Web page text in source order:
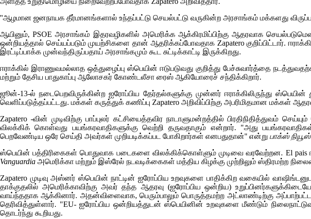
''ஆழமான ஜனநாயக தீர்மானங்களால் உந்தப்பட்டு செயல்பட்டு வருகின்ற அரசாங்கம் மக்களது
ஆயினும்,PSOE அரசாங்கம் இதரவழிகளில் அமெரிக்க ஆக்கிரமிப்பிற்கு ஆதரவாக
ஒன்றியத்தால் செய்யப்படும் முயற்சிகளை தான் ஆதரிக்கப்போவதாக Zapateroகுறிப்பிட்டார்.
இரட்டிப்பாக்க முன்வந்திருப்பதாய் அரசாங்கமும் கூட சுட்டிக்காட்டி இருக்கிறது.
ஈராக்கில் இராணுவமல்லாத ஒத்துழைப்பு ஸ்பெயின் ஈடுபடுவது குறித்து பேச்சுவார்த்தை
மற்றும் தேசிய பாதுகாப்பு ஆலோசகர் கோண்டலீசா ரைஸ் ஆகியோரைச் சந்திக்கிறார்.
ஜூன்-13-ல் நடைபெறவிருக்கின்ற ஐரோப்பிய தேர்தல்களுக்கு முன்னர் ஈராக்கிலிருந்து
வெளிப்படுத்தப்பட்டது. மக்கள் கருத்துக் கணிப்பு Zapatero அறிவிப்பிற்கு அபரிமிதமான மக்கள்
Zapatero -வின் முடிவிற்கு பாப்புலர் கட்சியைத்தவிர நாடாளுமன்றத்தில் பிரதிநிதித்துவம்
விலக்கிக் கொள்வது பயங்கரவாதிகளுக்கு வெற்றி தருவதாகும் என்றார். "அது
பெறவேண்டிய ஒரே செய்தி அவர்கள் முறியடிக்கப்பட போகிறார்கள் எனபதுதான்'' என்று பாக்ஸ்
ஸ்பெயின் பத்திரிகைகள் பொதுவாக படைகளை விலக்கிக்கொள்ளும் முடிவை வரவேற்றன. El pais
Vanguardia அமெரிக்கா மற்றும் இஸ்ரேல் நடவடிக்கைகள் மத்திய கிழக்கு முற்றிலும் ஸ்திரமற்ற
Zapatero முடிவு அஸ்னர் ஸ்பெயின் நாட்டின் ஐரோப்பிய உறவுகளை பாதிக்கிற வகையில்
தாக்குதலில் அமெரிக்காவிற்கு அவர் தந்த ஆதரவு (ஐரோப்பிய ஒன்றிய)
வாய்ந்ததாக ஆக்கினார். அதன்விளைவாக, பெரும்பாலும் பொருத்தமற்ற அட்லாண்டிற்கு அப்பாற்பட்ட
தெரிவித்துள்ளார். "EU- ஐரோப்பிய ஒன்றியத்துடன் ஸ்பெயினின் உறவுகளை மீண்டும்
தொடர்ந்து கூறியது.